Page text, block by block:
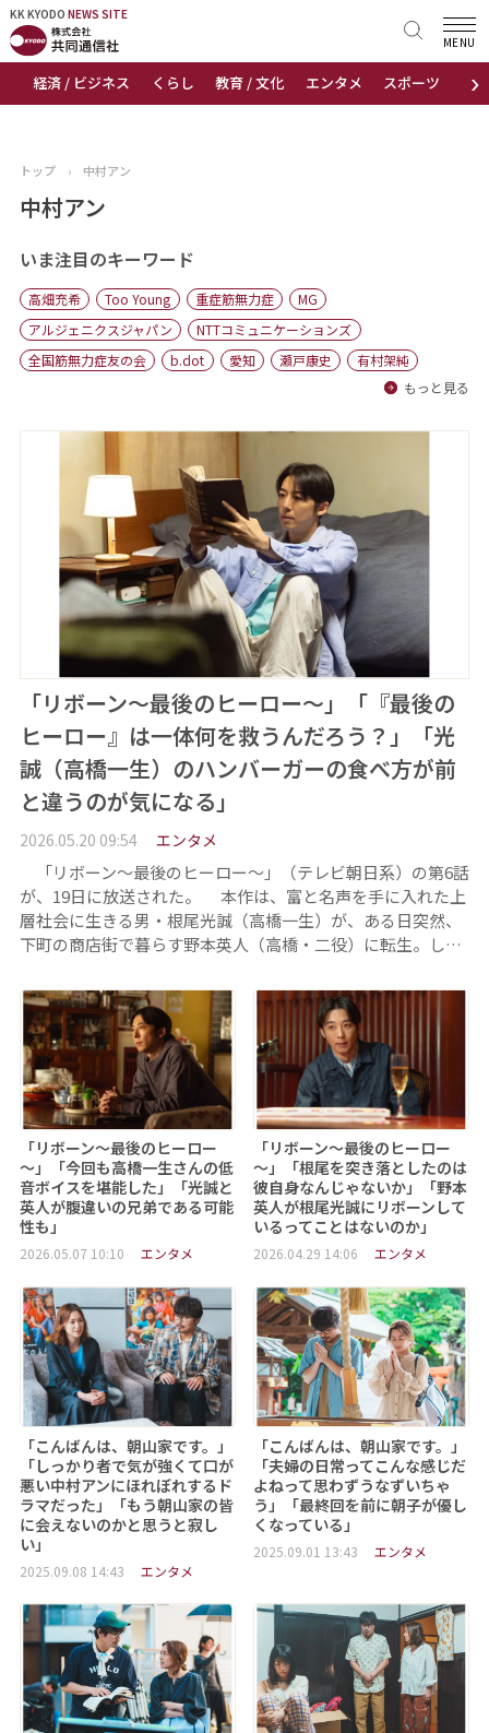
KK KYODO NEWS SITE
›
経済 / ビジネス くらし 教育 / 文化 エンタメ スポーツ 地域
MENU
KK KYODONEWS SITE
トップページ
ニュース
おすすめコンテンツ
出版物
会社概要
トップ › 中村アン
中村アン
いま注目のキーワード
高畑充希 Too Young 重症筋無力症
MG
アルジェニクスジャパン
NTTコミュニケーションズ
全国筋無力症友の会
b.dot 愛知 瀬戸康史
有村架純
もっと見る
「リボーン～最後のヒーロー～」「『最後の
ヒーロー』は一体何を救うんだろう？」「光
誠（高橋一生）のハンバーガーの食べ方が前
と違うのが気になる」
2026.05.20 09:54 エンタメ
「リボーン～最後のヒーロー～」（テレビ朝日系）の第6話
が、19日に放送された。 本作は、富と名声を手に入れた上
層社会に生きる男・根尾光誠（高橋一生）が、ある日突然、
下町の商店街で暮らす野本英人（高橋・二役）に転生。し…
「リボーン～最後のヒーロー
～」「今回も高橋一生さんの低
音ボイスを堪能した」「光誠と
英人が腹違いの兄弟である可能
性も」
2026.05.07 10:10 エンタメ
「リボーン～最後のヒーロー
～」「根尾を突き落としたのは
彼自身なんじゃないか」「野本
英人が根尾光誠にリボーンして
いるってことはないのか」
2026.04.29 14:06 エンタメ
「こんばんは、朝山家です。」
「しっかり者で気が強くて口が
悪い中村アンにほれぼれするド
ラマだった」「もう朝山家の皆
に会えないのかと思うと寂し
い」
2025.09.08 14:43 エンタメ
「こんばんは、朝山家です。」
「夫婦の日常ってこんな感じだ
よねって思わずうなずいちゃ
う」「最終回を前に朝子が優し
くなっている」
2025.09.01 13:43 エンタメ